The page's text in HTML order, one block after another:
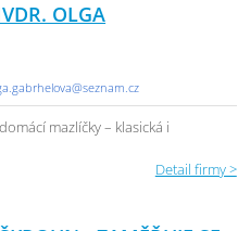
OLGA
mazlíčky – klasická i
Detail firmy >